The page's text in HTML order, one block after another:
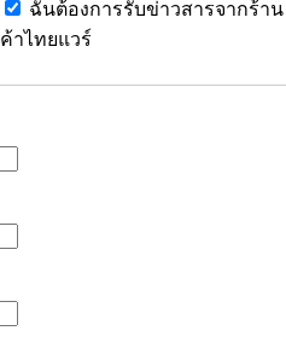
ฉันต้องการรับข่าวสารจากร้าน
ค้าไทยแวร์